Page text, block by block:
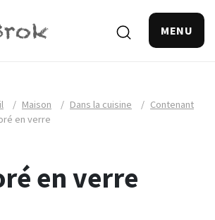
MENU
/ Maison / Dans la cuisine / Contenant
en verre
en verre